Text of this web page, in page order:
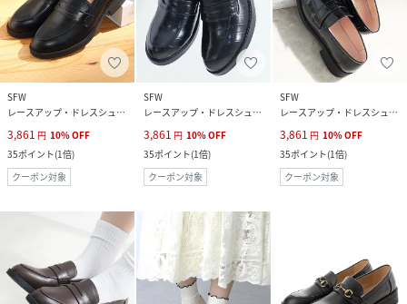
SFW
レースアップ・ドレスシューズ
3,861 円 10%OFF
35ポイント(1倍)
クーポン対象
SFW
レースアップ・ドレスシューズ
3,861 円 10%OFF
35ポイント(1倍)
クーポン対象
SFW
レースアップ・ドレスシューズ
3,861 円 10%OFF
35ポイント(1倍)
クーポン対象